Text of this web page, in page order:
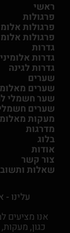
ראשי
פרגולות
פרגולות
פרגולות
גדרות
גדרות
גדרות לגינה
שערים
שערים
שער חשמלי
שערים
מעקות
מדרגות
בלוג
אודות
צור קשר
שאלות
עלינו -
אנו מציעים
כגון,